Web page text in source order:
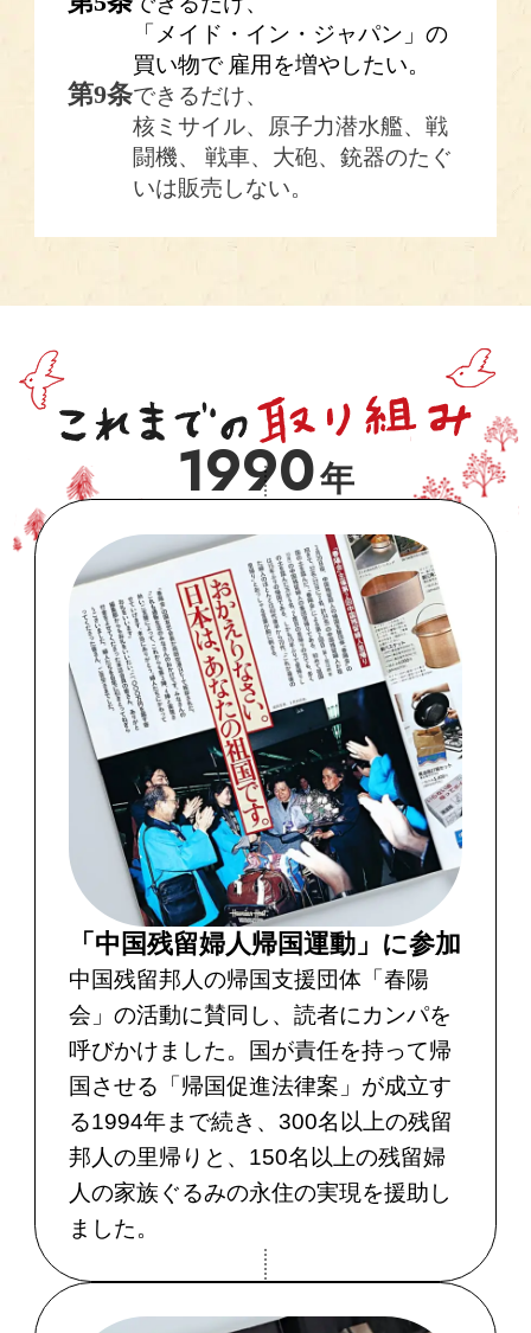
「メイド・イン・ジャパン」の
買い物で 雇用を増やしたい。
第9条できるだけ、
核ミサイル、原子力潜水艦、戦
闘機、
戦車、大砲、銃器のたぐ
いは販売しない。
1990年
「中国残留婦人帰国運動」に参加
中国残留邦人の帰国支援団体「春陽
会」の活動に賛同し、読者にカンパを
呼びかけました。国が責任を持って帰
国させる「帰国促進法律案」が成立す
る1994年まで続き、300名以上の残留
邦人の里帰りと、150名以上の残留婦
人の家族ぐるみの永住の実現を援助し
ました。